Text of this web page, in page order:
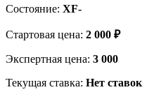
Состояние: XF-
Стартовая цена: 2 000 ₽
Экспертная цена: 3 000
Текущая ставка: Нет ставок